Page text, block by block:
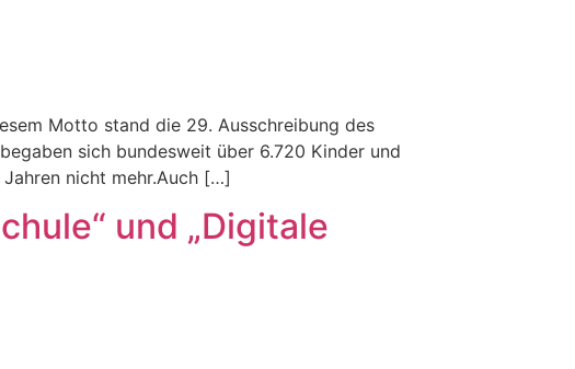
Mot­to stand die 29. Auss­chrei­bung des
sich bun­desweit über 6.720 Kinder und
nicht mehr.Auch […]
und „Digitale